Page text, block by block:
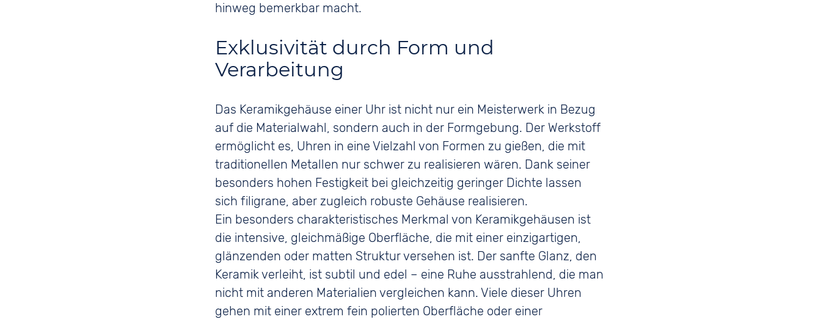
hinweg bemerkbar macht.
Exklusivität durch Form und
Verarbeitung
Das Keramikgehäuse einer Uhr ist nicht nur ein Meisterwerk in Bezug
auf die Materialwahl, sondern auch in der Formgebung. Der Werkstoff
ermöglicht es, Uhren in eine Vielzahl von Formen zu gießen, die mit
traditionellen Metallen nur schwer zu realisieren wären. Dank seiner
besonders hohen Festigkeit bei gleichzeitig geringer Dichte lassen
sich filigrane, aber zugleich robuste Gehäuse realisieren.
Ein besonders charakteristisches Merkmal von Keramikgehäusen ist
die intensive, gleichmäßige Oberfläche, die mit einer einzigartigen,
glänzenden oder matten Struktur versehen ist. Der sanfte Glanz, den
Keramik verleiht, ist subtil und edel – eine Ruhe ausstrahlend, die man
nicht mit anderen Materialien vergleichen kann. Viele dieser Uhren
gehen mit einer extrem fein polierten Oberfläche oder einer